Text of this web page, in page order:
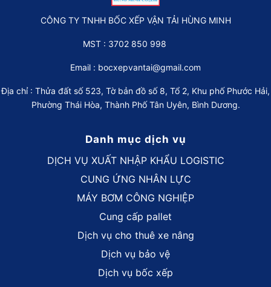
CÔNG TY TNHH BỐC XẾP VẬN TẢI HÙNG MINH
MST : 3702 850 998
Email : bocxepvantai@gmail.com
Địa chỉ : Thửa đất số 523, Tờ bản đồ số 8, Tổ 2, Khu phố Phước Hải,
Phường Thái Hòa, Thành Phố Tân Uyên, Bình Dương.
Danh mục dịch vụ
DỊCH VỤ XUẤT NHẬP KHẨU LOGISTIC
CUNG ỨNG NHÂN LỰC
MÁY BƠM CÔNG NGHIỆP
Cung cấp pallet
Dịch vụ cho thuê xe nâng
Dịch vụ bảo vệ
Dịch vụ bốc xếp